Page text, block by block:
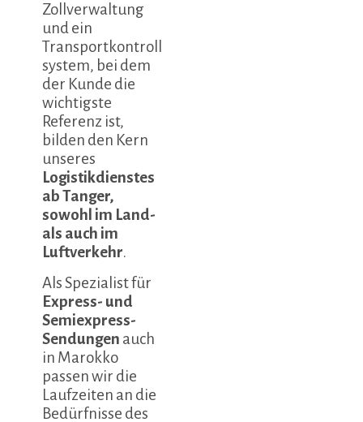
Zollverwaltung
und ein
Transportkontroll
system, bei dem
der Kunde die
wichtigste
Referenz ist,
bilden den Kern
unseres
Logistikdienstes
ab Tanger,
sowohl im Land-
als auch im
Luftverkehr.
Als Spezialist für
Express- und
Semiexpress-
Sendungen auch
in Marokko
passen wir die
Laufzeiten an die
Bedürfnisse des